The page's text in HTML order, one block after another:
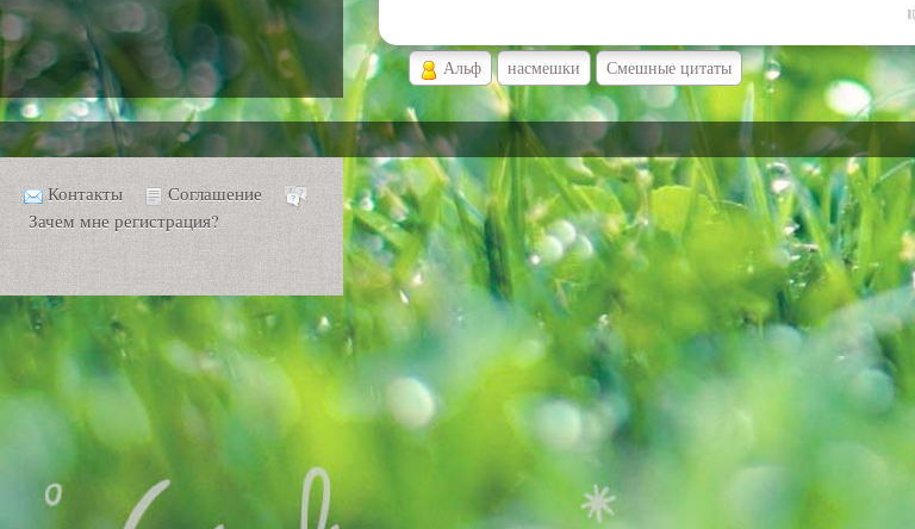
Альф насмешки Смешные цитаты
Контакты
Соглашение
Зачем мне регистрация?